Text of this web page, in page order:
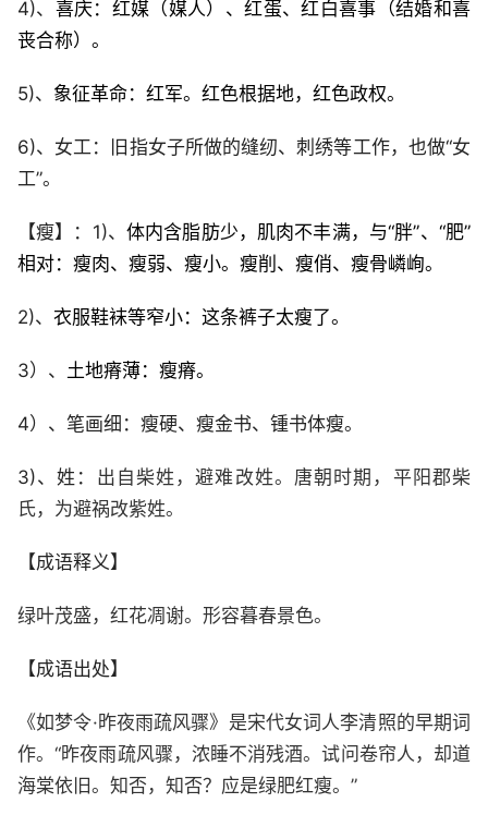
4)、 喜庆：红媒（媒人）、红蛋、红白喜事（结婚和喜
丧合称）。
5)、 象征革命：红军。红色根据地，红色政权。
6)、女工：旧指女子所做的缝纫、刺绣等工作，也做“女
工”。
【瘦】：1)、 体内含脂肪少，肌肉不丰满，与“胖”、“肥”
相对：瘦肉、瘦弱、瘦小。瘦削、瘦俏、瘦骨嶙峋。
2)、 衣服鞋袜等窄小：这条裤子太瘦了。
3）、 土地瘠薄：瘦瘠。
4）、笔画细：瘦硬、瘦金书、锺书体瘦。
3)、姓： 出自柴姓，避难改姓。唐朝时期，平阳郡柴
氏，为避祸改紫姓。
【成语释义】
绿叶茂盛，红花凋谢。形容暮春景色。
【成语出处】
《如梦令·昨夜雨疏风骤》是宋代女词人李清照的早期词
作。“昨夜雨疏风骤，浓睡不消残酒。试问卷帘人，却道
海棠依旧。知否，知否？应是绿肥红瘦。”